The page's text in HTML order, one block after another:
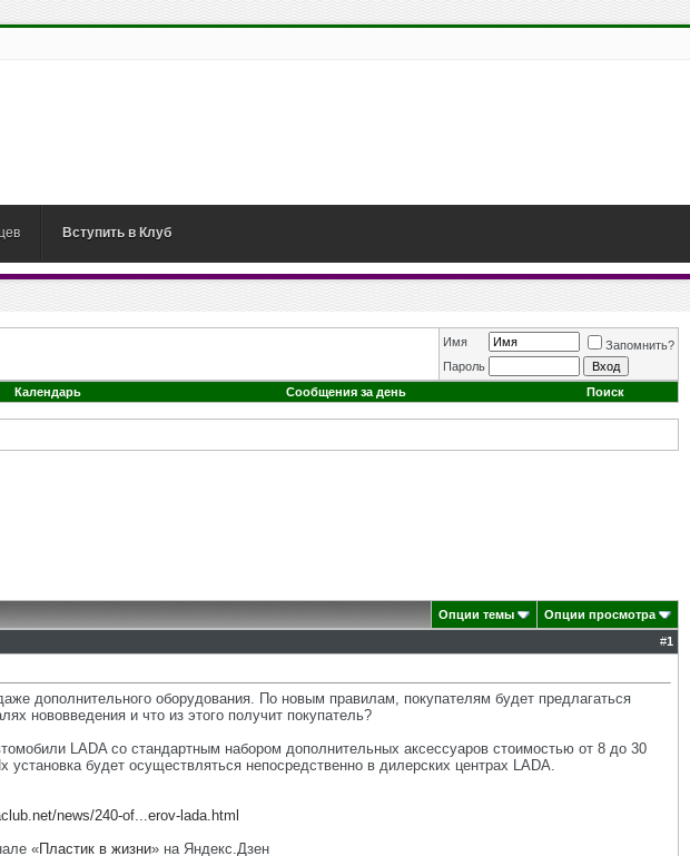
Вступить в Клуб
Имя
Запомнить?
Пароль
Календарь Сообщения за день Поиск
Опции темы
Опции просмотра
#1
дополнительного оборудования. По новым правилам, покупателям будет предлагаться
нововведения и что из этого получит покупатель?
LADA со стандартным набором дополнительных аксессуаров стоимостью от 8 до 30
будет осуществляться непосредственно в дилерских центрах LADA.
news/240-of...erov-lada.html
«Пластик в жизни» на Яндекс.Дзен